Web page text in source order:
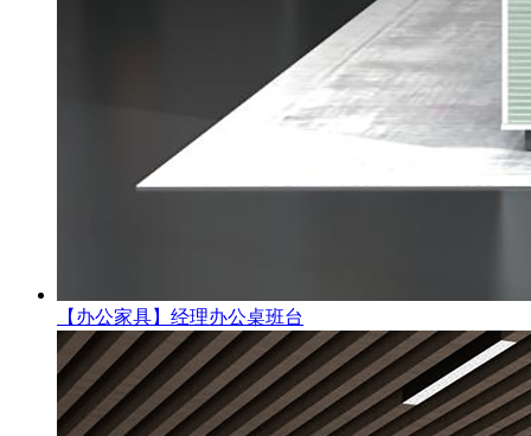
【办公家具】经理办公桌班台